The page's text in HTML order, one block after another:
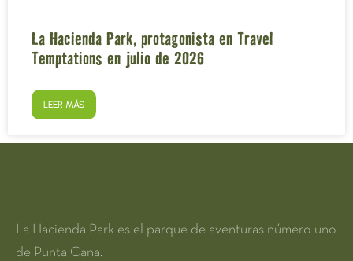
La Hacienda Park, protagonista en Travel
Temptations en julio de 2026
LEER MÁS
La Hacienda Park es el parque de aventuras número uno
de Punta Cana.